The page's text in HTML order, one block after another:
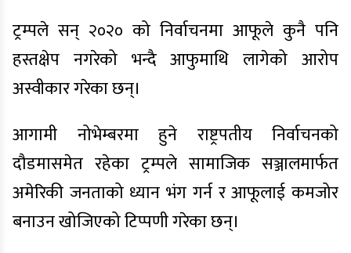
ट्रम्पले सन् २०२० को निर्वाचनमा आफूले कुनै पनि
हस्तक्षेप नगरेको भन्दै आफुमाथि लागेको आरोप
अस्वीकार गरेका छन्।
आगामी नोभेम्बरमा हुने राष्ट्रपतीय निर्वाचनको
दौडमासमेत रहेका ट्रम्पले सामाजिक सञ्जालमार्फत
अमेरिकी जनताको ध्यान भंग गर्न र आफूलाई कमजोर
बनाउन खोजिएको टिप्पणी गरेका छन्।